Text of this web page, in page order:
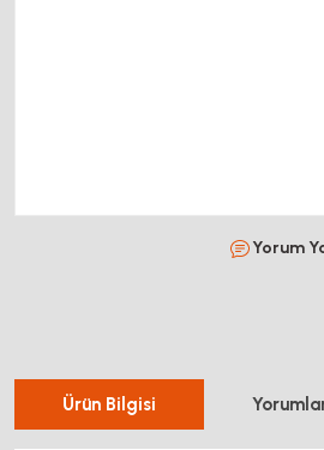
Yorum
Ürün Bilgisi